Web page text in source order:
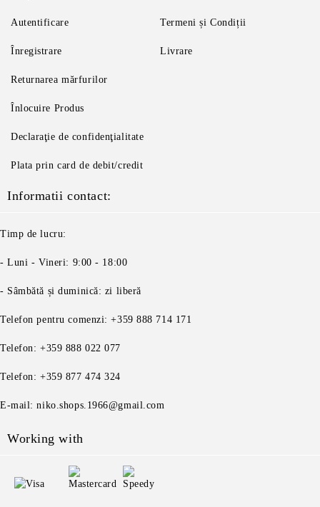
Autentificare
Înregistrare
Termeni și Condiții
Livrare
Returnarea mărfurilor
Înlocuire Produs
Declaraţie de confidenţialitate
Plata prin card de debit/credit
Informatii contact:
Timp de lucru:
- Luni - Vineri: 9:00 - 18:00
- Sâmbătă și duminică: zi liberă
Telefon pentru comenzi: +359 888 714 171
Telefon: +359 888 022 077
Telefon: +359 877 474 324
E-mail: niko.shops.1966@gmail.com
Working with